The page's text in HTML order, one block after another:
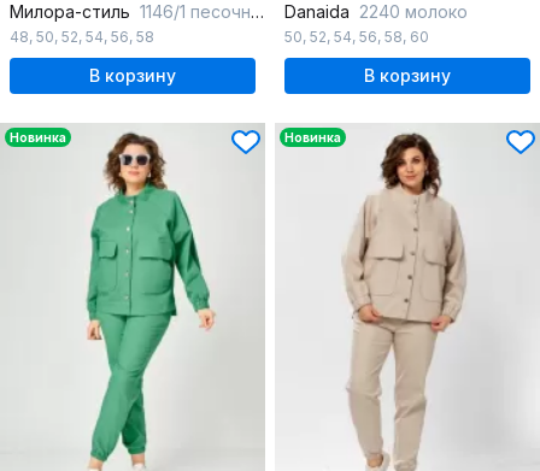
Милора-стиль 1146/1 песочная_елочка
48, 50, 52, 54, 56, 58
В корзину
Danaida 2240 молоко
50, 52, 54, 56, 58, 60
В корзину
Новинка Новинка